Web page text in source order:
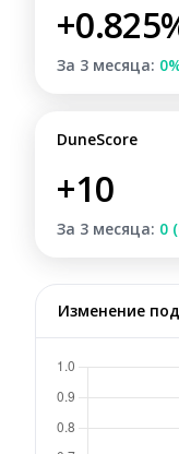
За 3 месяца:
DuneScore
+10
За 3 месяца: 0
Изменение